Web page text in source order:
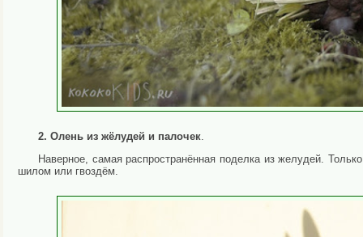
2. Олень из жёлудей и палочек.
Наверное, самая распространённая поделка из желудей.
шилом или гвоздём.